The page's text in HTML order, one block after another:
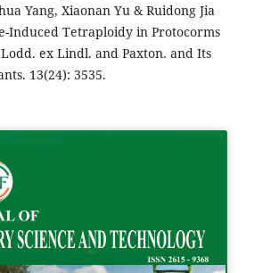
Yang, Xiaonan Yu & Ruidong Jia
Induced Tetraploidy in Protocorms
ex Lindl. and Paxton. and Its
13(24): 3535.